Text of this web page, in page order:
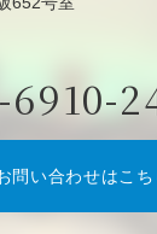
6910-
問い合わせはこち